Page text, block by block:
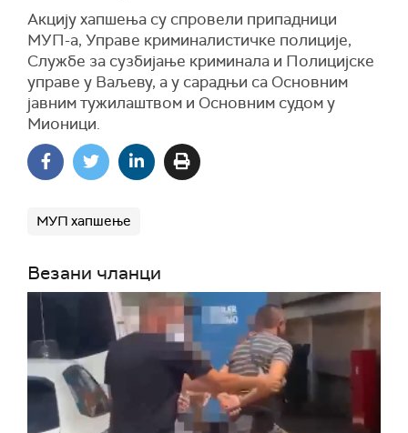
Акцију хапшења су спровели припадници
МУП-а, Управе криминалистичке полиције,
Службе за сузбијање криминала и Полицијске
управе у Ваљеву, а у сарадњи са Основним
јавним тужилаштвом и Основним судом у
Мионици.
МУП хапшење
Везани чланци